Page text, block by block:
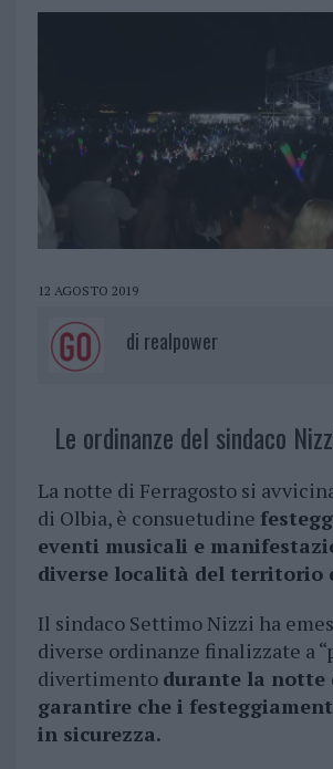
12 AGOSTO 2019
di realpower
Le ordinanze del sindaco
La notte di Ferragosto si
di Olbia, è consuetudine
eventi musicali e
diverse località del territorio
Il sindaco Settimo Nizzi ha
diverse ordinanze finalizzate a
divertimento durante la notte
garantire che i
in sicurezza.